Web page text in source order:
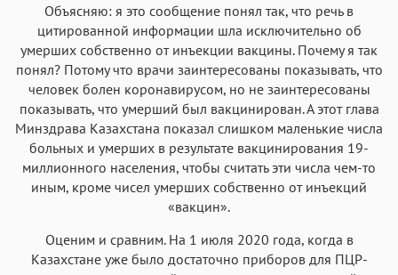
Объясняю: я это сообщение понял так, что речь в
цитированной информации шла исключительно об
умерших собственно от инъекции вакцины. Почему я так
понял? Потому что врачи заинтересованы показывать, что
человек болен коронавирусом, но не заинтересованы
показывать, что умерший был вакцинирован. А этот глава
Минздрава Казахстана показал слишком маленькие числа
больных и умерших в результате вакцинирования 19-
миллионного населения, чтобы считать эти числа чем-то
иным, кроме чисел умерших собственно от инъекций
«вакцин».
Оценим и сравним. На 1 июля 2020 года, когда в
Казахстане уже было достаточно приборов для ПЦР-